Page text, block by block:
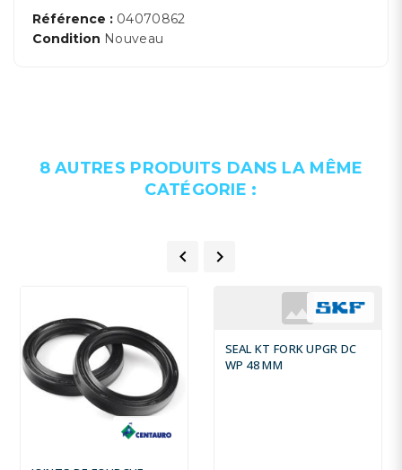
Référence : 04070862
Condition Nouveau
8 AUTRES PRODUITS DANS LA MÊME
CATÉGORIE :
 
SEAL KT FORK UPGR DC
WP 48 MM